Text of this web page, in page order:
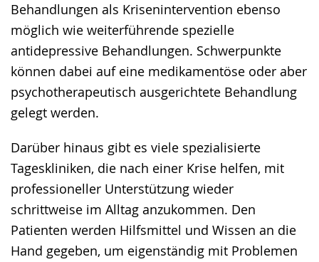
Behandlungen als Krisenintervention ebenso
möglich wie weiterführende spezielle
antidepressive Behandlungen. Schwerpunkte
können dabei auf eine medikamentöse oder aber
psychotherapeutisch ausgerichtete Behandlung
gelegt werden.
Darüber hinaus gibt es viele spezialisierte
Tageskliniken, die nach einer Krise helfen, mit
professioneller Unterstützung wieder
schrittweise im Alltag anzukommen. Den
Patienten werden Hilfsmittel und Wissen an die
Hand gegeben, um eigenständig mit Problemen